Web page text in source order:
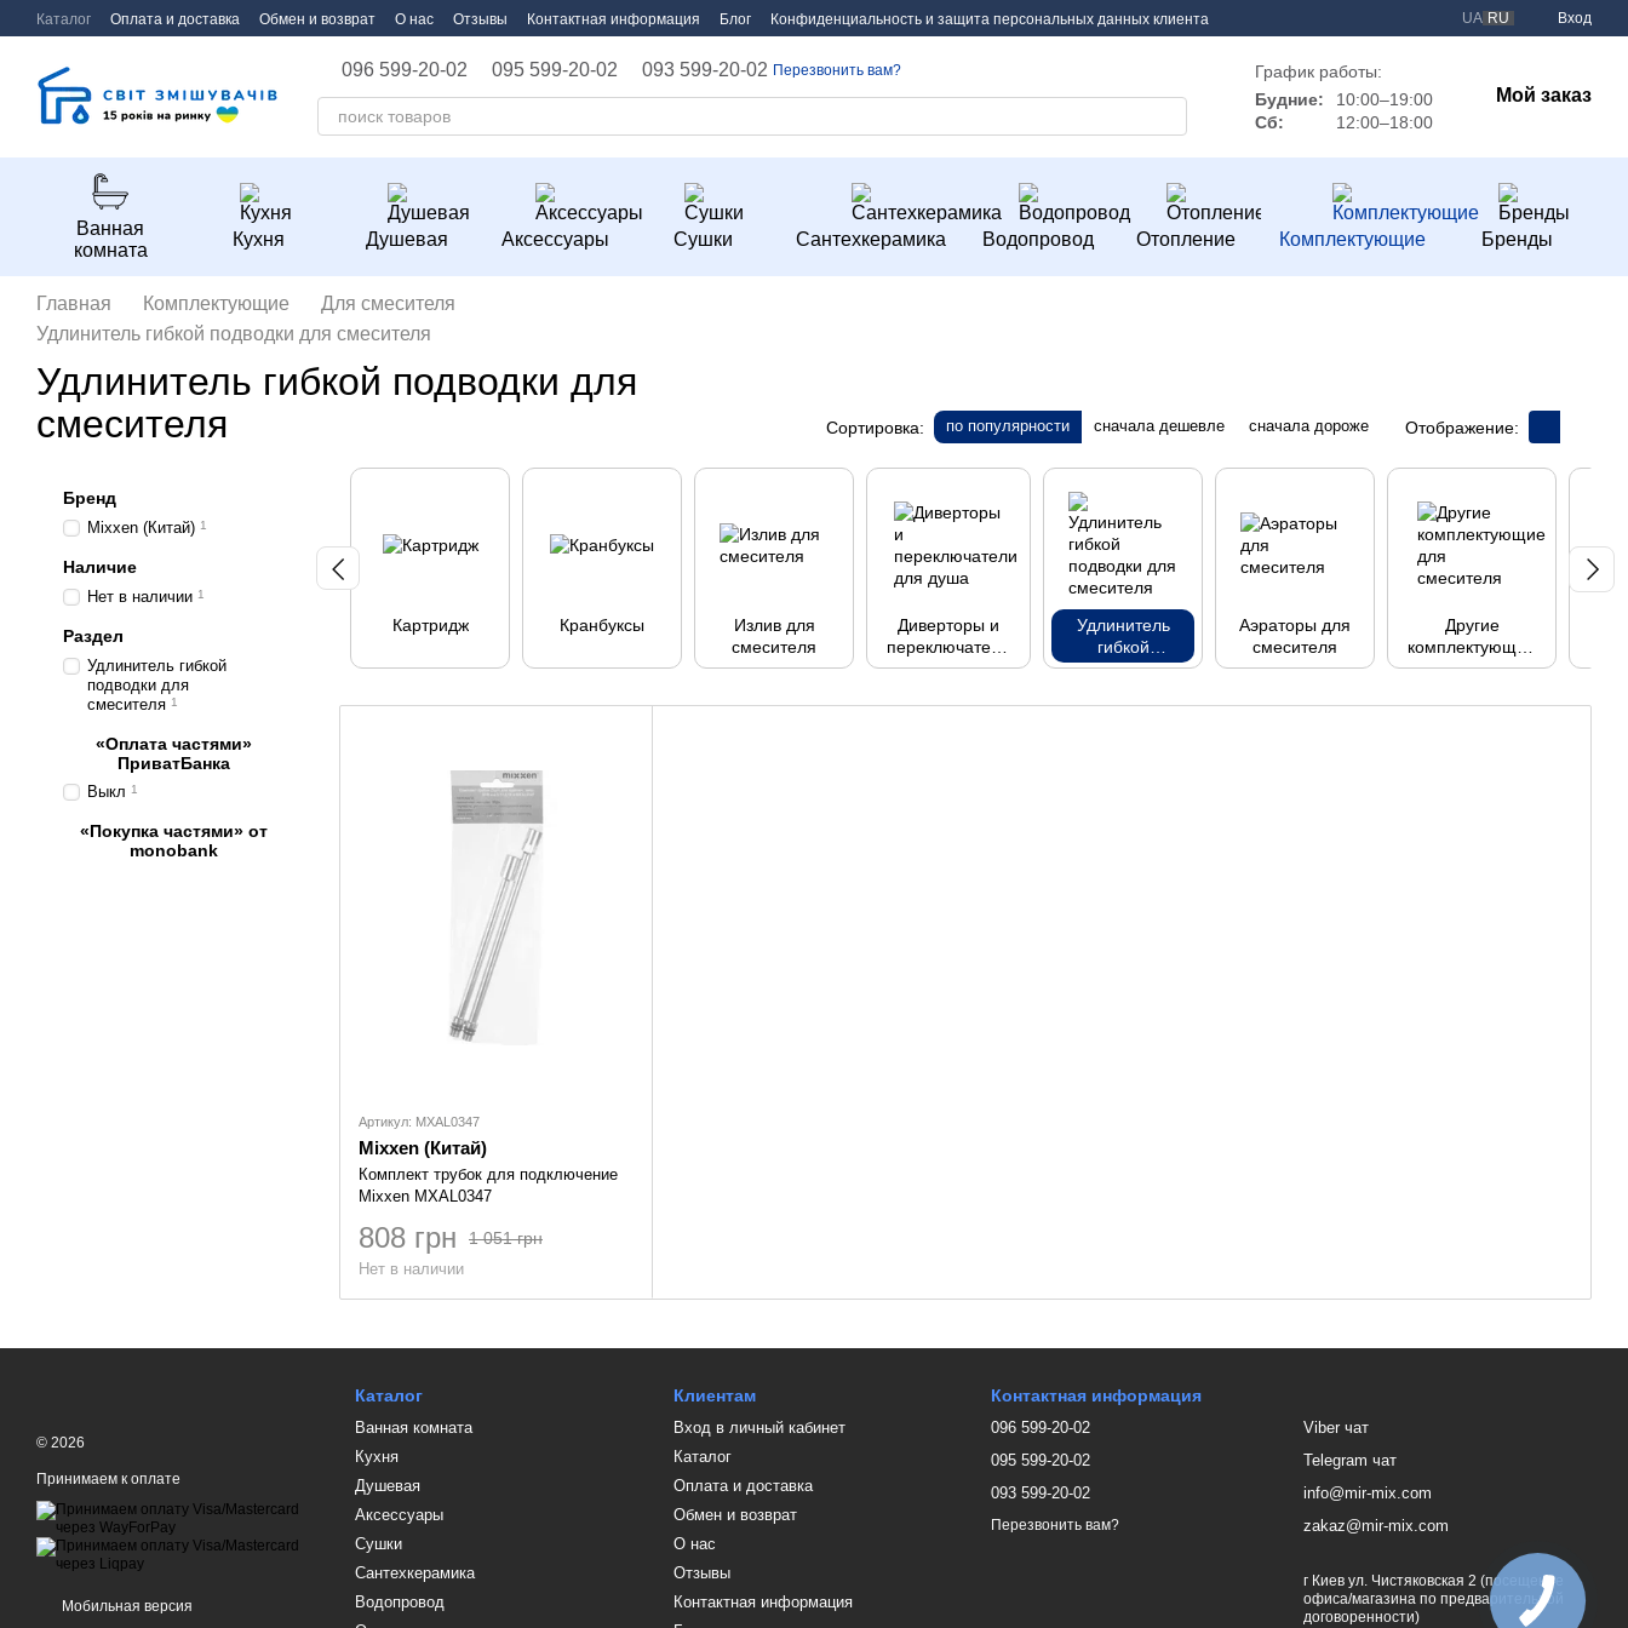
Перейти к основному контенту
Каталог Оплата и доставка Обмен и возврат О нас Отзывы Контактная информация Блог Конфиденциальность и защита персональных данных клиента UA RU Вход
096 599-20-02 095 599-20-02 093 599-20-02 Перезвонить вам?
График работы:
Будние:
10:00–19:00
Сб:
12:00–18:00
Мой заказ
Ванная
комната
Кухня Душевая Аксессуары Сушки Сантехкерамика Водопровод Отопление Комплектующие Бренды
Главная Комплектующие
Для смесителя
Удлинитель гибкой подводки для смесителя
Удлинитель гибкой подводки для
смесителя
Сортировка: по популярности сначала дешевле сначала дороже Отображение:
Картридж Кранбуксы
Излив для
смесителя
Диверторы и
переключатели
для душа
Удлинитель
гибкой
подводки для
Аэраторы для
смесителя
Другие
комплектующие
для смесителя
Артикул: MXAL0347
Mixxen (Китай)
Комплект трубок для подключение
Mixxen MXAL0347
1 051 грн
808 грн
Нет в наличии
Бренд
Mixxen (Китай) 1
Наличие
Нет в наличии 1
Раздел
Удлинитель гибкой
подводки для
смесителя 1
«Оплата частями»
ПриватБанка
Выкл 1
«Покупка частями» от
monobank
© 2026
Принимаем к оплате
Мобильная версия
Каталог
Ванная комната
Кухня
Душевая
Аксессуары
Сушки
Сантехкерамика
Водопровод
Клиентам
Вход в личный кабинет
Каталог
Оплата и доставка
Обмен и возврат
О нас
Отзывы
Контактная информация
Контактная информация
096 599-20-02
095 599-20-02
093 599-20-02
Перезвонить вам?
Viber чат
Telegram чат
info@mir-mix.com
zakaz@mir-mix.com
г Киев ул. Чистяковская 2 (посещение
офиса/магазина по предварительной
договоренности)